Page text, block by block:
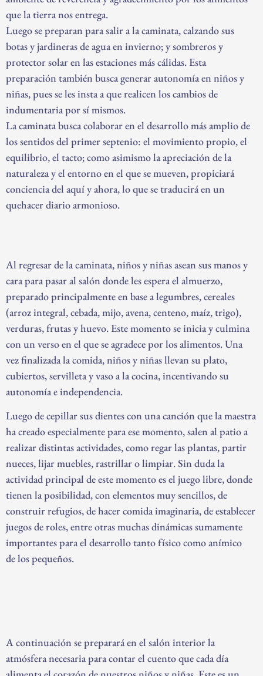
que la tierra nos entrega.
Luego se preparan para salir a la caminata, calzando sus
botas y jardineras de agua en invierno; y sombreros y
protector solar en las estaciones más cálidas. Esta
preparación también busca generar autonomía en niños y
niñas, pues se les insta a que realicen los cambios de
indumentaria por sí mismos.
La caminata busca colaborar en el desarrollo más amplio de
los sentidos del primer septenio: el movimiento propio, el
equilibrio, el tacto; como asimismo la apreciación de la
naturaleza y el entorno en el que se mueven, propiciará
conciencia del aquí y ahora, lo que se traducirá en un
quehacer diario armonioso.
Al regresar de la caminata, niños y niñas asean sus manos y
cara para pasar al salón donde les espera el almuerzo,
preparado principalmente en base a legumbres, cereales
(arroz integral, cebada, mijo, avena, centeno, maíz, trigo),
verduras, frutas y huevo. Este momento se inicia y culmina
con un verso en el que se agradece por los alimentos. Una
vez finalizada la comida, niños y niñas llevan su plato,
cubiertos, servilleta y vaso a la cocina, incentivando su
autonomía e independencia.
Luego de cepillar sus dientes con una canción que la maestra
ha creado especialmente para ese momento, salen al patio a
realizar distintas actividades, como regar las plantas, partir
nueces, lijar muebles, rastrillar o limpiar. Sin duda la
actividad principal de este momento es el juego libre, donde
tienen la posibilidad, con elementos muy sencillos, de
construir refugios, de hacer comida imaginaria, de establecer
juegos de roles, entre otras muchas dinámicas sumamente
importantes para el desarrollo tanto físico como anímico
de los pequeños.
A continuación se preparará en el salón interior la
atmósfera necesaria para contar el cuento que cada día